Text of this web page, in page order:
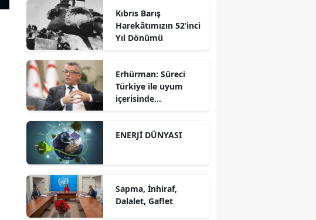
Karşısında Rekabet
Gücü
Kıbrıs Barış
Harekâtımızın 52’inci
Yıl Dönümü
Erhürman: Süreci
Türkiye ile uyum
içerisinde
ENERJİ DÜNYASI
Sapma, İnhiraf,
Dalalet, Gaflet